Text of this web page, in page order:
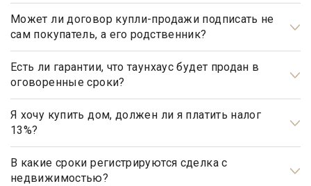
Может ли договор купли-продажи подписать не
сам покупатель, а его родственник?
Может, но для этого необходимо иметь действующую
нотариально заверенную доверенность.
Есть ли гарантии, что таунхаус будет продан в
оговоренные сроки?
Да, агентство элитной недвижимости «Garda Estate»
гарантирует, что таунхаус будет продан в оговоренные
сроки, при условии, что Клиент принимает рекомендации,
данные ему риэлтором агентства, при определении ценовой
политики, обусловленной ситуацией на рынке
недвижимости, и не станет выставлять на продажу объекты
Я хочу купить дом, должен ли я платить налог
13%?
Нет, не должны. Платить налог 13% будет только продавец,
налог рассчитывается на прибыль.
В какие сроки регистрируются сделка с
недвижимостью?